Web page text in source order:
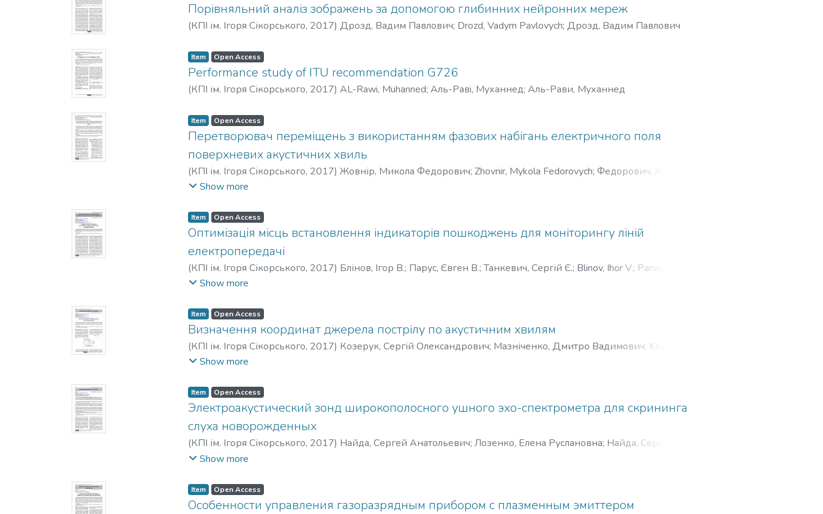
Порівняльний аналіз зображень за допомогою глибинних нейронних мереж
(КПІ ім. Ігоря Сікорського, 2017) Дрозд, Вадим Павлович; Drozd, Vadym Pavlovych; Дрозд, Вадим Павлович
Item Open Access
Performance study of ITU recommendation G726
(КПІ ім. Ігоря Сікорського, 2017) AL-Rawi, Muhanned; Аль-Равi, Муханнед; Аль-Рави, Муханнед
Item Open Access
Перетворювач переміщень з використанням фазових набігань електричного поля
поверхневих акустичних хвиль
(КПІ ім. Ігоря Сікорського, 2017) Жовнір, Микола Федорович; Zhovnir, Mykola Fedorovych; Федорович, Жовнир
Николай
Show more
Item Open Access
Оптимізація місць встановлення індикаторів пошкоджень для моніторингу ліній
електропередачі
(КПІ ім. Ігоря Сікорського, 2017) Блінов, Ігор В.; Парус, Євген В.;Танкевич, Сергій Є.; Blinov, Ihor V.; Parus,
Ievhen V.;Tankevych, Serhii Ie.
Show more
Item Open Access
Визначення координат джерела пострілу по акустичним хвилям
(КПІ ім. Ігоря Сікорського, 2017) Козерук, Сергій Олександрович; Мазніченко, Дмитро Вадимович; Kozeruk,
Serhii Oleksandrovych
Show more
Item Open Access
Электроакустический зонд широкополосного ушного эхо-спектрометра для скрининга
слуха новорожденных
(КПІ ім. Ігоря Сікорського, 2017) Найда, Сергей Анатольевич; Лозенко, Елена Руслановна; Найда, Сергій
Анатолійович
Show more
Item Open Access
Особенности управления газоразрядным прибором с плазменным эмиттером